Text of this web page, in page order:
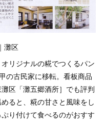
灘区
リジナルの糀でつくるパン
の古民家に移転。看板商品
区「灘五郷酒所］でも評判
ると、糀の甘さと風味をし
り付けて食べるのがおすす